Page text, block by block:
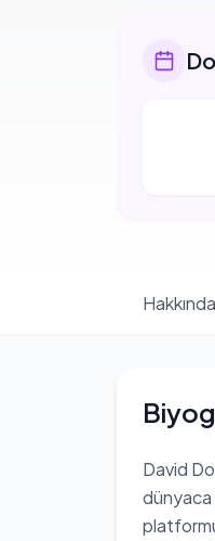
Hakkında
David
dünyaca